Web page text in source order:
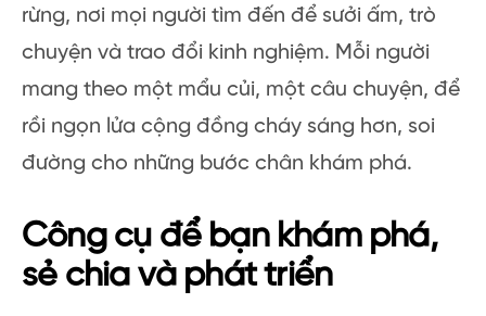
rừng, nơi mọi người tìm đến để sưởi ấm, trò
chuyện và trao đổi kinh nghiệm. Mỗi người
mang theo một mẩu củi, một câu chuyện, để
rồi ngọn lửa cộng đồng cháy sáng hơn, soi
đường cho những bước chân khám phá.
Công cụ để bạn khám phá,
sẻ chia và phát triển